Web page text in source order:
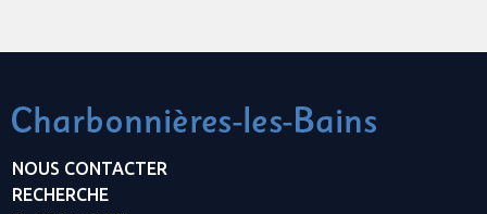
NOUS CONTACTER
RECHERCHE